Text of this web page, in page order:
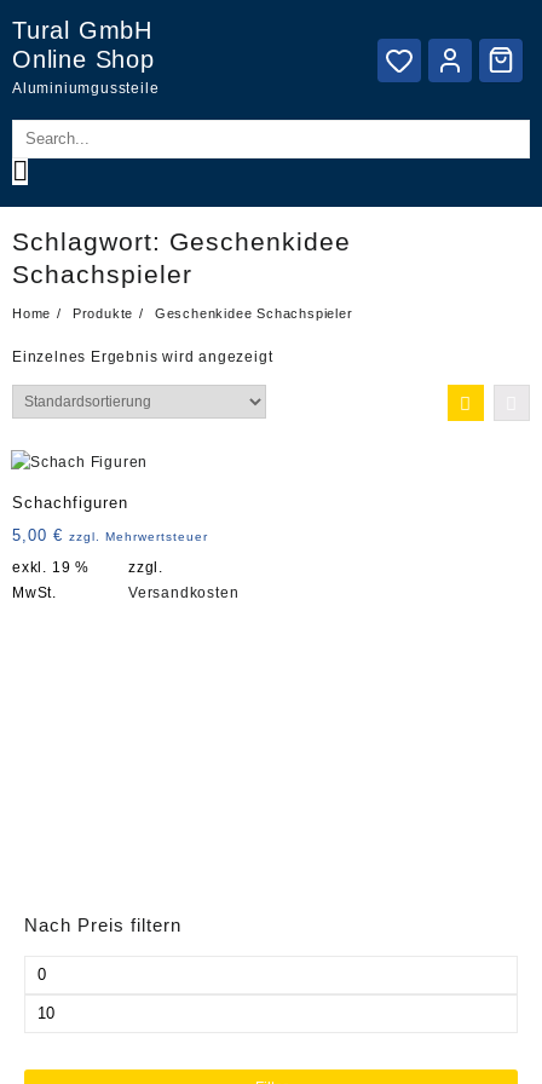
content
Tural GmbH
Online Shop
Aluminiumgussteile
Schlagwort: Geschenkidee
Schachspieler
Home Produkte Geschenkidee Schachspieler
Einzelnes Ergebnis wird angezeigt
Schachfiguren
5,00 € zzgl. Mehrwertsteuer
exkl. 19 %
MwSt.
zzgl.
Versandkosten
Nach Preis filtern
Min.
Max.